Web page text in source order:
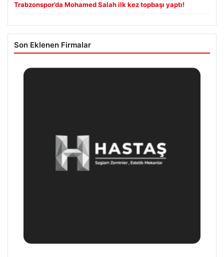
Trabzonspor’da Mohamed Salah ilk kez topbaşı yaptı!
Son Eklenen Firmalar